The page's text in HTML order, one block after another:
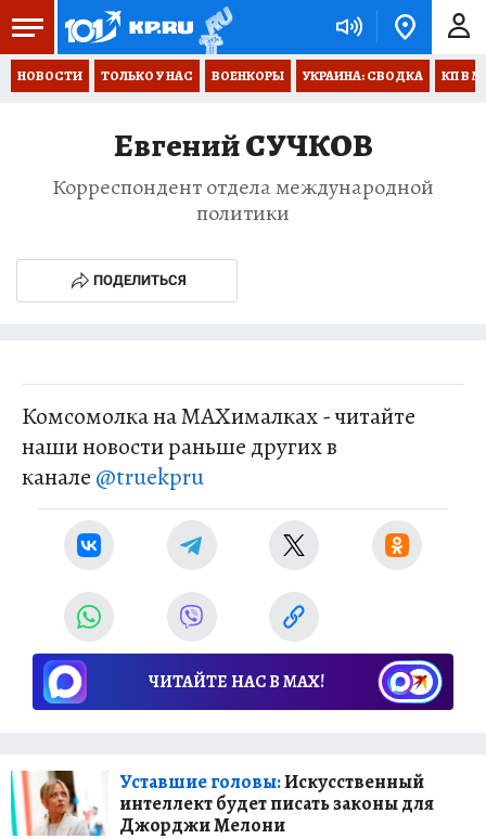
НОВОСТИ ТОЛЬКО У НАС ВОЕНКОРЫ УКРАИНА: СВОДКА КП В
Евгений СУЧКОВ
Корреспондент отдела международной
политики
ПОДЕЛИТЬСЯ
Комсомолка на MAXималках - читайте
наши новости раньше других в
канале @truekpru
ЧИТАЙТЕ НАС В МАХ!
Уставшие головы:Искусственный
интеллект будет писать законы для
Джорджи Мелони